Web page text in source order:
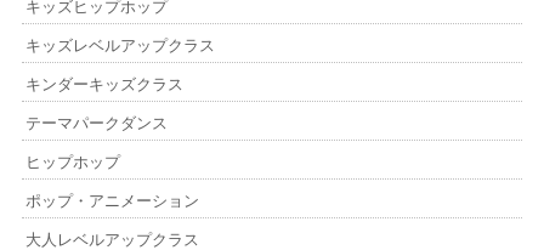
キッズヒップホップ
キッズレベルアップクラス
キンダーキッズクラス
テーマパークダンス
ヒップホップ
ポップ・アニメーション
大人レベルアップクラス